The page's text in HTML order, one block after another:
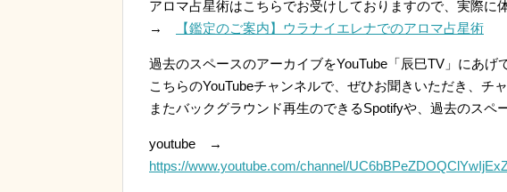
アロマ占星術はこちらでお受けしておりますので、実際に
→
【鑑定のご案内】ウラナイエレナでのアロマ占星術
過去のスペースのアーカイブをYouTube「辰巳TV」にあげ
こちらのYouTubeチャンネルで、ぜひお聞きいただき、チ
またバックグラウンド再生のできるSpotifyや、過去のスペ
youtube →
https://www.youtube.com/channel/